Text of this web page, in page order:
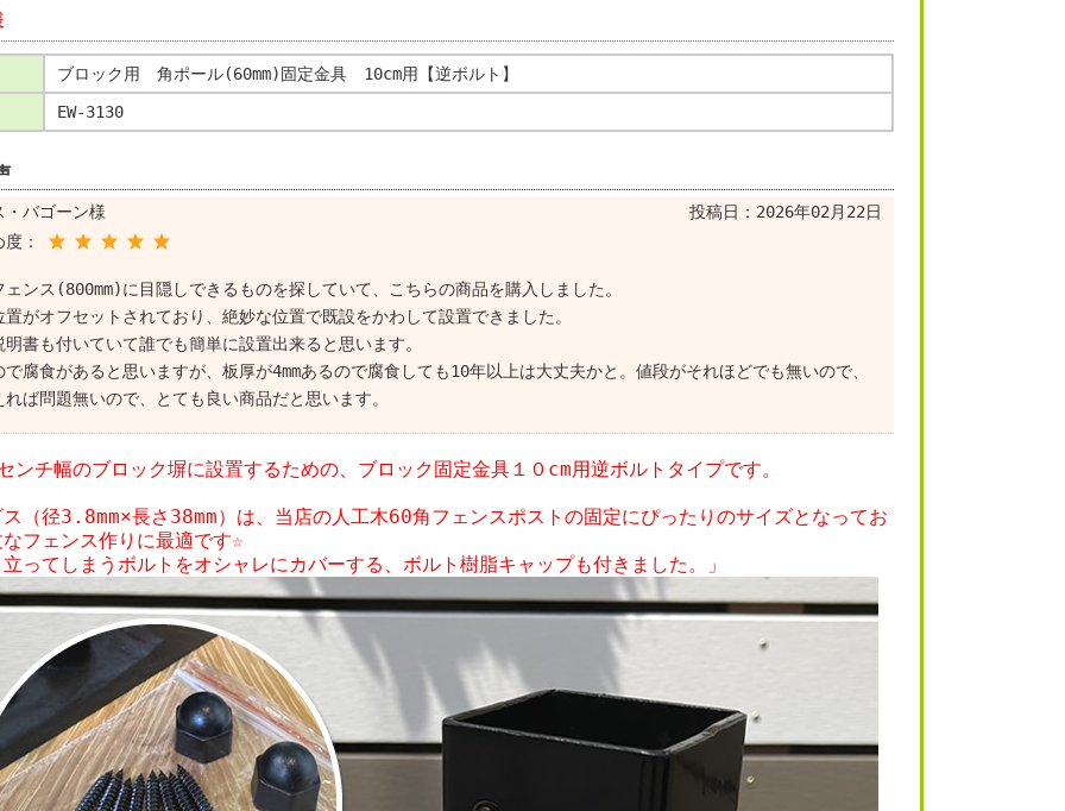
ブロック用 角ポール(60mm)固定金具 10cm用【逆ボルト】
EW-3130
・バゴーン様 投稿日： 2026年02月22日
度：
ェンス(800mm)に目隠しできるものを探していて、こちらの商品を購入しました。
置がオフセットされており、絶妙な位置で既設をかわして設置できました。
明書も付いていて誰でも簡単に設置出来ると思います。
で腐食があると思いますが、板厚が4mmあるので腐食しても10年以上は大丈夫かと。値段がそれほどでも無いので、
れば問題無いので、とても良い商品だと思います。
ンチ幅のブロック塀に設置するための、ブロック固定金具１０cm用逆ボルトタイプです。
（径3.8mm×長さ38mm）は、当店の人工木60角フェンスポストの固定にぴったりのサイズとなってお
フェンス作りに最適です☆
ってしまうボルトをオシャレにカバーする、ボルト樹脂キャップも付きました。」